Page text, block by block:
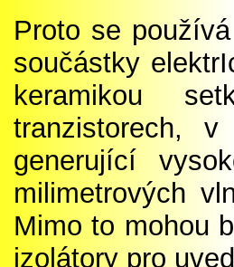
Proto se
součástky
keramikou
tranzistorech,
generující
milimetrových
Mimo to mohou
izolátory pro